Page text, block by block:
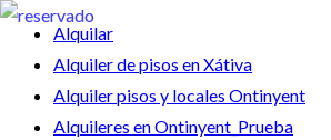
Alquilar
Alquiler de pisos en Xátiva
Alquiler pisos y locales Ontinyent
Alquileres en Ontinyent_Prueba